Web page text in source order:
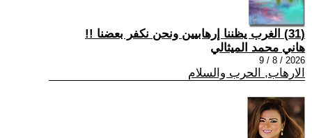
(31) الغرب يظننا إرهابيين ونحن نكفر بعضنا !!
هاني محمد الميثالي
2026 / 8 / 9
الارهاب, الحرب والسلام